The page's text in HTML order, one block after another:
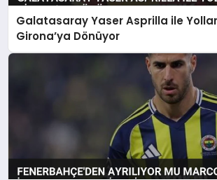
Galatasaray Yaser Asprilla ile
Girona’ya Dönüyor